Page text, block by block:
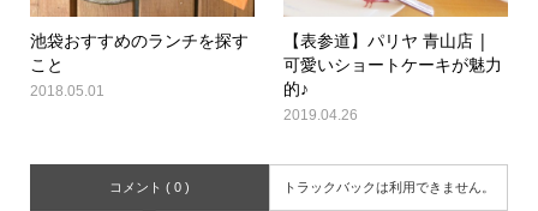
池袋おすすめのランチを探す
こと
2018.05.01
【表参道】パリヤ 青山店 |
可愛いショートケーキが魅力
的♪
2019.04.26
コメント ( 0 ) トラックバックは利用できません。